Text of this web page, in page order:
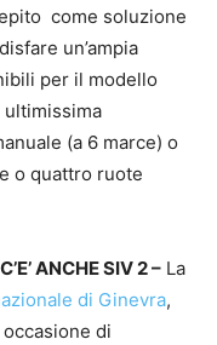
come soluzione
un’ampia
per il modello
ultimissima
(a 6 marce) o
o quattro ruote
ANCHE SIV 2 – La
di Ginevra,
di